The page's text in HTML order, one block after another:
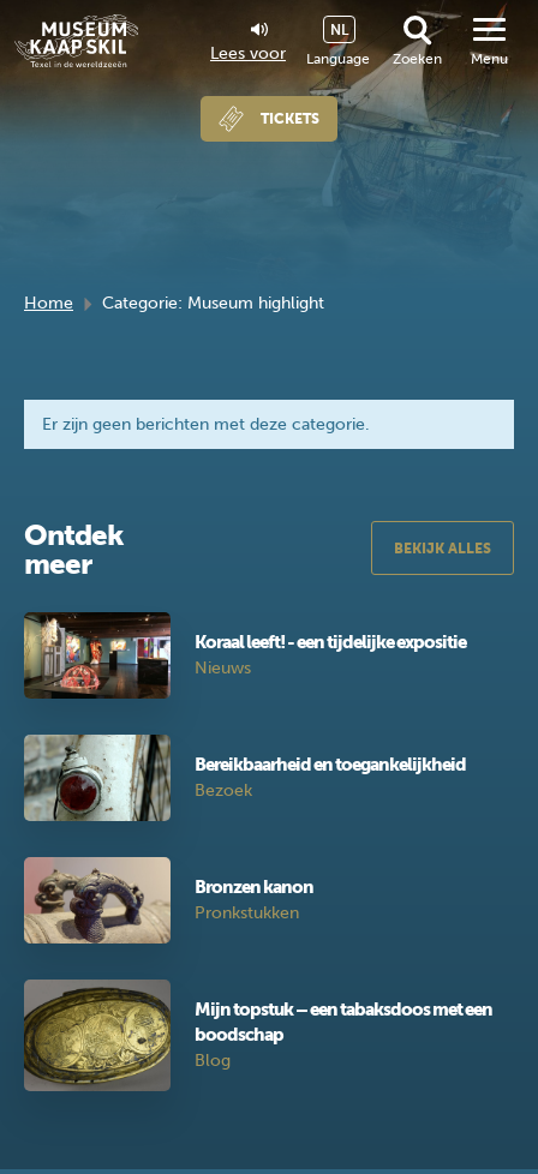
Lees voor Language
NL
Zoeken
TICKETS
Menu
Home Categorie: Museum highlight
Er zijn geen berichten met deze categorie.
Ontdek
meer
BEKIJK ALLES
Koraal leeft! - een tijdelijke expositie
Nieuws
Bereikbaarheid en toegankelijkheid
Bezoek
Bronzen kanon
Pronkstukken
Mijn topstuk – een tabaksdoos met een
boodschap
Blog